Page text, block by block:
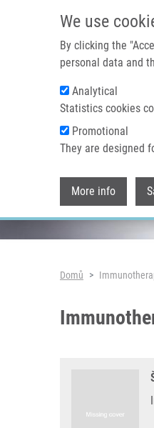
We use
By clicking the
personal data and
Analytical
Statistics cookies
Promotional
They are designed
More info
Header image
Domů